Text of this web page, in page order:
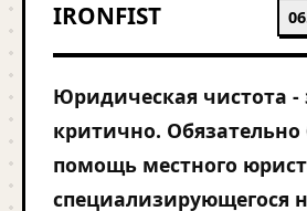
IRONFIST
Юридическая чистота -
критично. Обязательно
помощь местного
специализирующегося